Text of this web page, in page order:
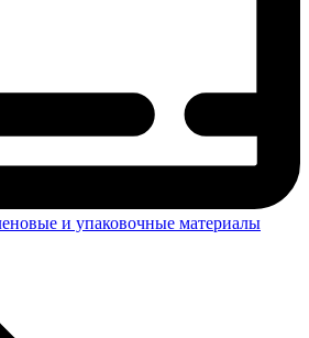
и упаковочные материалы